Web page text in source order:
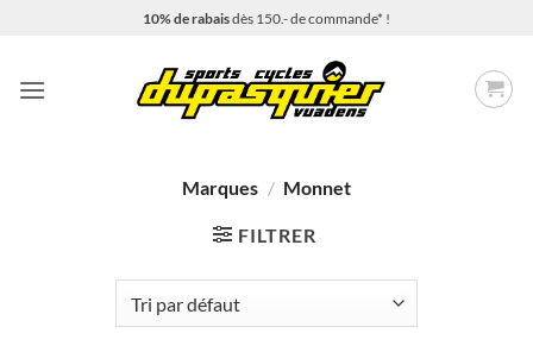
10% de rabaisdès 150.- de commande* !
Marques / Monnet
FILTRER